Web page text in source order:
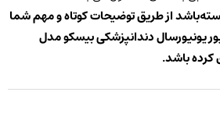
از طریق توضیحات کوتاه و مهم شما
یونیورسال دندانپزشکی بیسکو مدل
کرده باشد.